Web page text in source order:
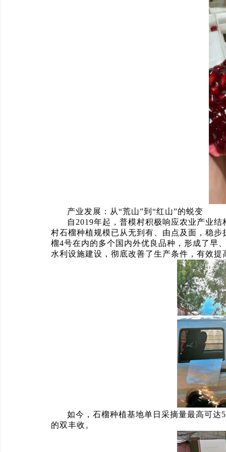
产业发展：从“荒山”到“红山”的蜕变
自2019年起，普模村积极响应农业产业
村石榴种植规模已从无到有、由点及面，稳
榴4号在内的多个国内外优良品种，形成了早
水利设施建设，彻底改善了生产条件，有效
如今，石榴种植基地单日采摘量最高可
的双丰收。